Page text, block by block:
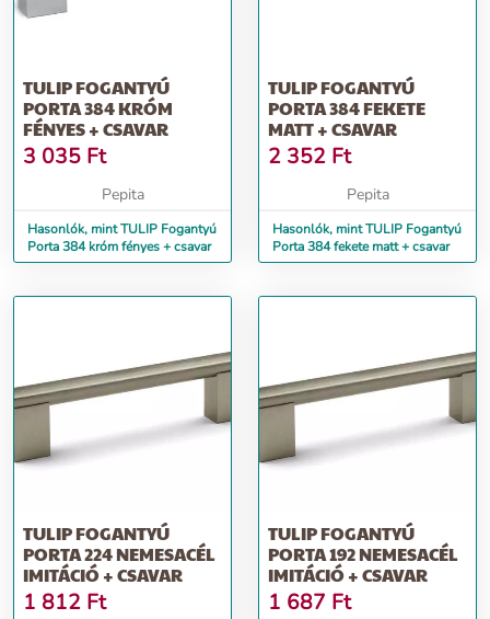
TULIP FOGANTYÚ
PORTA 384 KRÓM
FÉNYES + CSAVAR
3 035 Ft
Pepita
Hasonlók, mint TULIP Fogantyú
Porta 384 króm fényes + csavar
TULIP FOGANTYÚ
PORTA 384 FEKETE
MATT + CSAVAR
2 352 Ft
Pepita
Hasonlók, mint TULIP Fogantyú
Porta 384 fekete matt + csavar
TULIP FOGANTYÚ
PORTA 224 NEMESACÉL
IMITÁCIÓ + CSAVAR
1 812 Ft
TULIP FOGANTYÚ
PORTA 192 NEMESACÉL
IMITÁCIÓ + CSAVAR
1 687 Ft